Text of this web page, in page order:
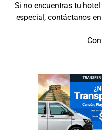
Si no encuentras tu
especial, contáctanos